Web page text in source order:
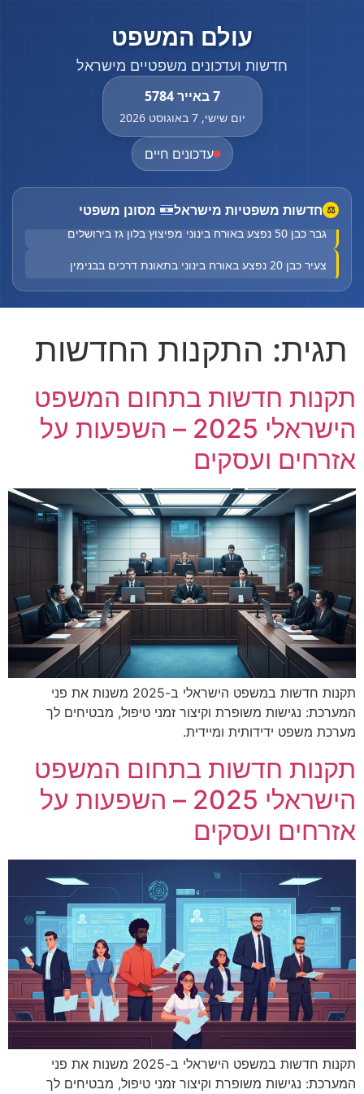
7 באייר 5784
יום שישי, 7 באוגוסט 2026
עולם המשפט
חדשות ועדכונים משפטיים מישראל
עדכונים חיים
⚖ חדשות משפטיות מישראל מסונן משפטי
גבר כבן 50 נפצע באורח בינוני מפיצוץ בלון גז בירושלים
צעיר כבן 20 נפצע באורח בינוני בתאונת דרכים בבנימין
רוכב אופניים כבן 30 נהרג מפגיעת רכב סמוך לבית שמש
צעיר כבן 20 נפצע באורח בינוני בתאונת דרכים בבנימין
רוכב אופניים כבן 30 נהרג מפגיעת רכב סמוך לבית שמש
תגית: התקנות החדשות
תקנות חדשות בתחום המשפט
הישראלי 2025 – השפעות על
אזרחים ועסקים
תקנות חדשות במשפט הישראלי ב-2025 משנות את פני
המערכת: נגישות משופרת וקיצור זמני טיפול, מבטיחים לך
מערכת משפט ידידותית ומיידית.
תקנות חדשות בתחום המשפט
הישראלי 2025 – השפעות על
אזרחים ועסקים
תקנות חדשות במשפט הישראלי ב-2025 משנות את פני
המערכת: נגישות משופרת וקיצור זמני טיפול, מבטיחים לך